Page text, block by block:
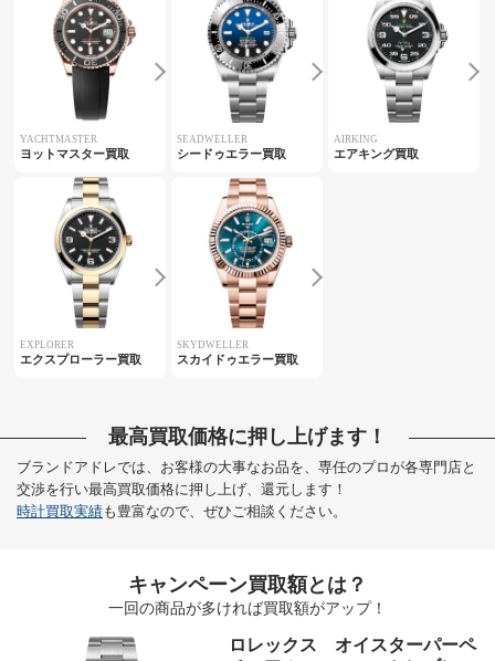
YACHTMASTER
ヨットマスター買取
SEADWELLER
シードゥエラー買取
AIRKING
エアキング買取
EXPLORER
エクスプローラー買取
SKYDWELLER
スカイドゥエラー買取
最高買取価格に押し上げます！
ブランドアドレでは、お客様の大事なお品を、専任のプロが各専門店と
交渉を行い最高買取価格に押し上げ、還元します！
時計買取実績も豊富なので、ぜひご相談ください。
キャンペーン買取額とは？
一回の商品が多ければ買取額がアップ！
ロレックス オイスターパーペ